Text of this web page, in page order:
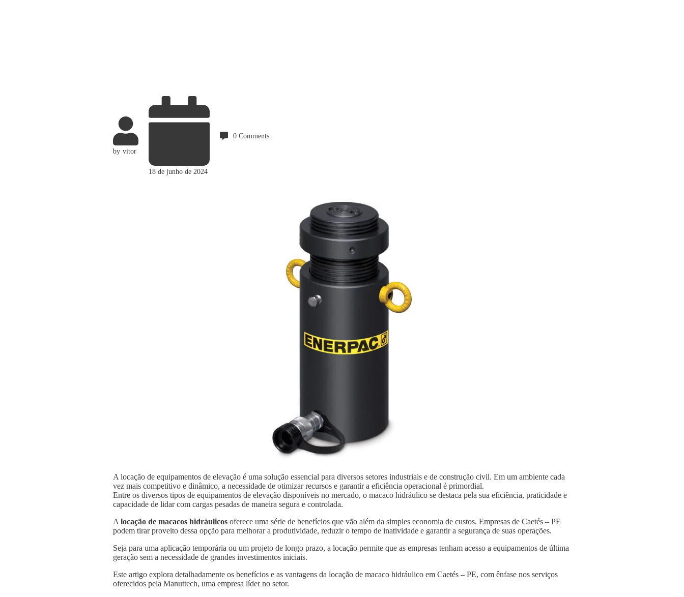
by vitor
18 de junho de 2024
0 Comments
A locação de equipamentos de elevação é uma solução essencial para diversos setores industriais e de construção civil. Em um ambiente cada
vez mais competitivo e dinâmico, a necessidade de otimizar recursos e garantir a eficiência operacional é primordial.
Entre os diversos tipos de equipamentos de elevação disponíveis no mercado, o macaco hidráulico se destaca pela sua eficiência, praticidade e
capacidade de lidar com cargas pesadas de maneira segura e controlada.
A locação de macacos hidráulicos oferece uma série de benefícios que vão além da simples economia de custos. Empresas de Caetés – PE
podem tirar proveito dessa opção para melhorar a produtividade, reduzir o tempo de inatividade e garantir a segurança de suas operações.
Seja para uma aplicação temporária ou um projeto de longo prazo, a locação permite que as empresas tenham acesso a equipamentos de última
geração sem a necessidade de grandes investimentos iniciais.
Este artigo explora detalhadamente os benefícios e as vantagens da locação de macaco hidráulico em Caetés – PE, com ênfase nos serviços
oferecidos pela Manuttech, uma empresa líder no setor.